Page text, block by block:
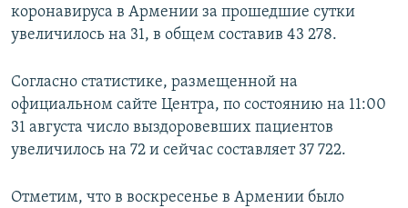
коронавируса в Армении за прошедшие сутки
увеличилось на 31, в общем составив 43 278.
Согласно статистике, размещенной на
официальном сайте Центра, по состоянию на 11:00
31 августа число выздоровевших пациентов
увеличилось на 72 и сейчас составляет 37 722.
Отметим, что в воскресенье в Армении было